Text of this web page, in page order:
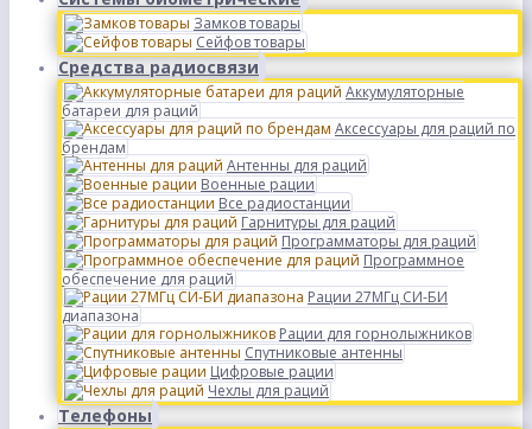
Замков товары
Сейфов товары
Средства радиосвязи
Аккумуляторные
батареи для раций
Аксессуары для раций по
брендам
Антенны для раций
Военные рации
Все радиостанции
Гарнитуры для раций
Программаторы для раций
Программное
обеспечение для раций
Рации 27МГц СИ-БИ
диапазона
Рации для горнолыжников
Спутниковые антенны
Цифровые рации
Чехлы для раций
Телефоны